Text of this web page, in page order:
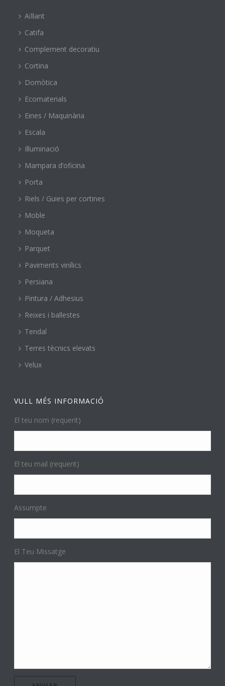
Aïllant
Catifa
Complement decoratiu
Cortina
Domòtica
Ecomaterials
Eines / Maquinària
Escala
Il·luminació
Mampara d’oficina
Porta
Riels / Guies per cortines
Moble
Moqueta
Parquet
Paviments vinílics
Persiana
Pintura / Adhesius
Reixes i ballestes
Tendal
Terres tècnics elevats
Velux
VULL MÉS INFORMACIÓ
El teu nom (requerit)
El teu mail (requerit)
Assumpte
El Teu Missatge